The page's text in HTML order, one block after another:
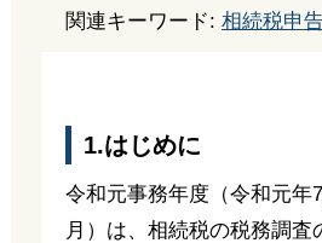
関連キーワード:相続税申
1.はじめに
令和元事務年度（令和元年
月）は、相続税の税務調査